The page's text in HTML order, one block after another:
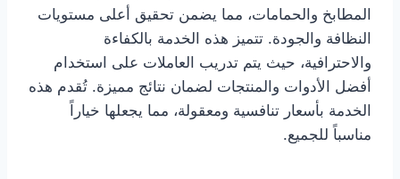
المطابخ والحمامات، مما يضمن تحقيق أعلى مستويات
النظافة والجودة. تتميز هذه الخدمة بالكفاءة
والاحترافية، حيث يتم تدريب العاملات على استخدام
أفضل الأدوات والمنتجات لضمان نتائج مميزة. تُقدم هذه
الخدمة بأسعار تنافسية ومعقولة، مما يجعلها خياراً
مناسباً للجميع.